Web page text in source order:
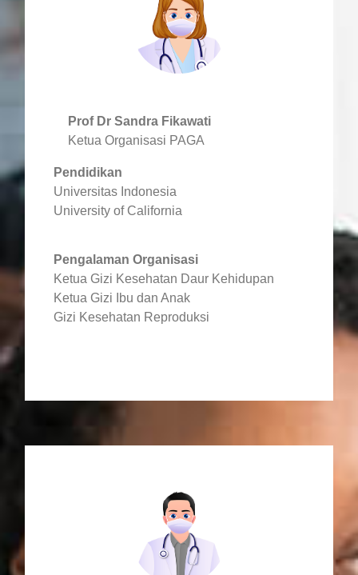
Prof Dr Sandra Fikawati
Ketua Organisasi PAGA
Pendidikan
Universitas Indonesia
University of California
Pengalaman Organisasi
Ketua Gizi Kesehatan Daur Kehidupan
Ketua Gizi Ibu dan Anak
Gizi Kesehatan Reproduksi